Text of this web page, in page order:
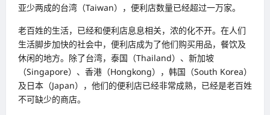
亚少两成的台湾（Taiwan），便利店数量已经超过一万家。
老百姓的生活，已经和便利店息息相关，浓的化不开。在人们
生活脚步加快的社会中，便利店成为了他们购买用品，餐饮及
休闲的地方。除了台湾，泰国（Thailand）、新加坡
（Singapore）、香港（Hongkong），韩国（South Korea）
及日本（Japan），他们的便利店已经非常成熟，已经是老百姓
不可缺少的商店。